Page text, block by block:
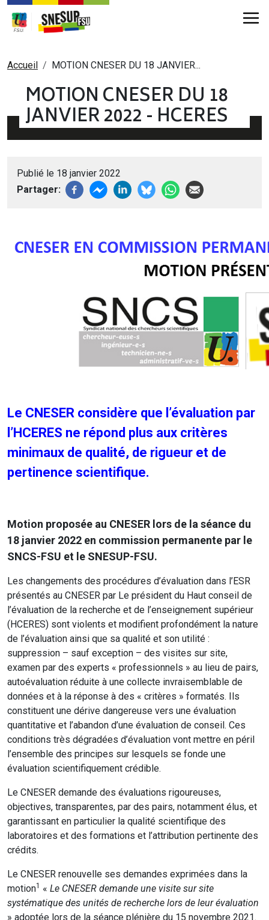
Aller au contenu principal
Fil d'Ariane
Accueil MOTION CNESER DU 18 JANVIER...
MOTION CNESER DU 18
JANVIER 2022 - HCERES
Publié le 18 janvier 2022
Partager
Le CNESER considère que l’évaluation par
l’HCERES ne répond plus aux critères
minimaux de qualité, de rigueur et de
pertinence scientifique.
Motion proposée au CNESER lors de la séance du
18 janvier 2022 en commission permanente par le
SNCS-FSU et le SNESUP-FSU.
Les changements des procédures d’évaluation dans l’ESR
présentés au CNESER par Le président du Haut conseil de
l’évaluation de la recherche et de l’enseignement supérieur
(HCERES) sont violents et modifient profondément la nature
de l’évaluation ainsi que sa qualité et son utilité :
suppression – sauf exception – des visites sur site,
examen par des experts « professionnels » au lieu de pairs,
autoévaluation réduite à une collecte invraisemblable de
données et à la réponse à des « critères » formatés. Ils
constituent une dérive dangereuse vers une évaluation
quantitative et l’abandon d’une évaluation de conseil. Ces
conditions très dégradées d’évaluation vont mettre en péril
l’ensemble des principes sur lesquels se fonde une
évaluation scientifiquement crédible.
Le CNESER demande des évaluations rigoureuses,
objectives, transparentes, par des pairs, notamment élus, et
garantissant en particulier la qualité scientifique des
laboratoires et des formations et l’attribution pertinente des
crédits.
Le CNESER renouvelle ses demandes exprimées dans la
motion1 « Le CNESER demande une visite sur site
systématique des unités de recherche lors de leur évaluation
» adoptée lors de la séance plénière du 15 novembre 2021.